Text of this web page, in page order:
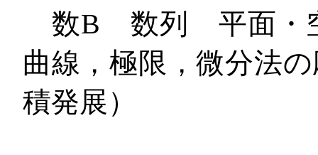
数B 数列 平面・
曲線，極限，微分法
積発展）